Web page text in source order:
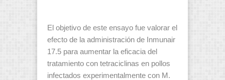
El objetivo de este ensayo fue valorar el
efecto de la administración de Inmunair
17.5 para aumentar la eficacia del
tratamiento con tetraciclinas en pollos
infectados experimentalmente con M.